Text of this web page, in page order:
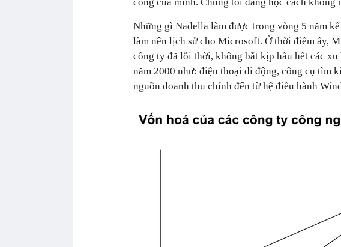
Những gì Nadella làm được trong vòng 5 năm
làm nên lịch sử cho Microsoft. Ở thời điểm ấy,
công ty đã lỗi thời, không bắt kịp hầu hết các
năm 2000 như: điện thoại di động, công cụ tìm
nguồn doanh thu chính đến từ hệ điều hành